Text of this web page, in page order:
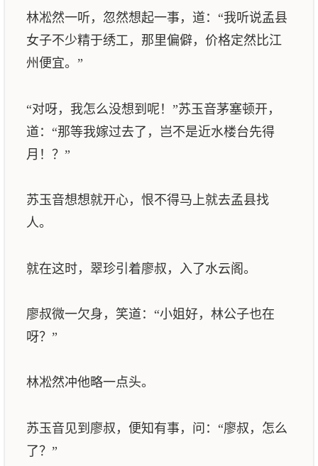
林凇然一听，忽然想起一事，道：“我听说孟县
女子不少精于绣工，那里偏僻，价格定然比江
州便宜。”
“对呀，我怎么没想到呢！”苏玉音茅塞顿开，
道：“那等我嫁过去了，岂不是近水楼台先得
月！？”
苏玉音想想就开心，恨不得马上就去孟县找
人。
就在这时，翠珍引着廖叔，入了水云阁。
廖叔微一欠身，笑道：“小姐好，林公子也在
呀？”
林凇然冲他略一点头。
苏玉音见到廖叔，便知有事，问：“廖叔，怎么
了？”